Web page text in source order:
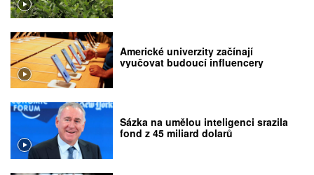
Americké univerzity začínají
vyučovat budoucí influencery
Sázka na umělou inteligenci srazila
fond z 45 miliard dolarů